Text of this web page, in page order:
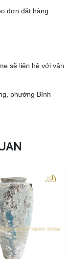
đơn đặt hàng.
sẽ liên hệ với vận
phường Bình